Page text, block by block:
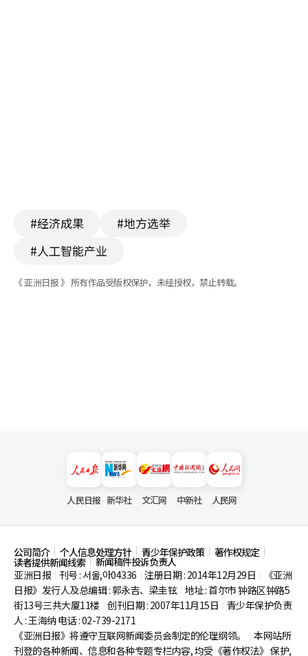
#经济成果
#地方选举
#人工智能产业
《 亚洲日报 》 所有作品受版权保护，未经授权，禁止转载。
人民日报 新华社 文汇网 中新社 人民网
公司简介 个人信息处理方针 青少年保护政策 著作权规定
读者提供新闻线索
新闻稿件投诉负责人
亚洲日报
刊号 : 서울,아04336 注册日期 : 2014年12月29日
《亚洲
日报》发行人及总编辑 : 郭永吉、梁圭铉 地址 : 首尔市钟路区钟路5
街13号三共大厦11楼 创刊日期 : 2007年11月15日
青少年保护负责
人 : 王海纳 电话 : 02-739-2171
《亚洲日报》将遵守互联网新闻委员会制定的伦理纲领。
本网站所
刊登的各种新闻、信息和各种专题专栏内容, 均受《著作权法》 保护,